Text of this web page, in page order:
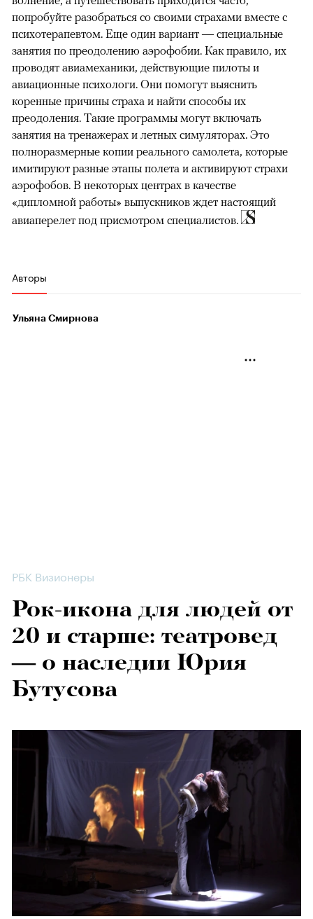
попробуйте разобраться со своими страхами вместе с
психотерапевтом. Еще один вариант — специальные
занятия по преодолению аэрофобии. Как правило, их
проводят авиамеханики, действующие пилоты и
авиационные психологи. Они помогут выяснить
коренные причины страха и найти способы их
преодоления. Такие программы могут включать
занятия на тренажерах и летных симуляторах. Это
полноразмерные копии реального самолета, которые
имитируют разные этапы полета и активируют страхи
аэрофобов. В некоторых центрах в качестве
«дипломной работы» выпускников ждет настоящий
авиаперелет под присмотром специалистов.
Авторы
Ульяна Смирнова
РБК Визионеры
Рок-икона для людей от
20 и старше: театровед
— о наследии Юрия
Бутусова